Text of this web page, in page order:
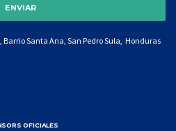
Barrio Santa Ana, San Pedro Sula, Honduras
OFICIALES